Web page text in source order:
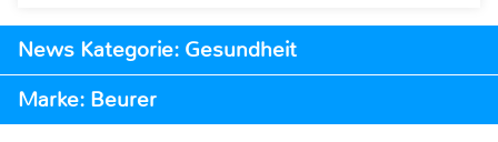
News Kategorie: Gesundheit
Marke: Beurer